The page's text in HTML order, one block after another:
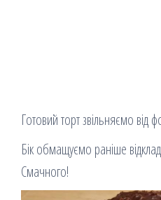
Готовий торт звільняємо від
Бік обмащуємо раніше
Смачного!